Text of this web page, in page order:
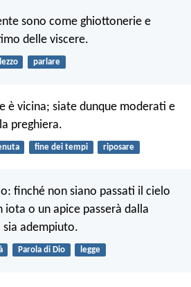
sono come ghiottonerie e
delle viscere.
parlare
è vicina; siate dunque moderati e
preghiera.
fine dei tempi riposare
finché non siano passati il cielo
iota o un apice passerà dalla
sia adempiuto.
Parola di Dio legge